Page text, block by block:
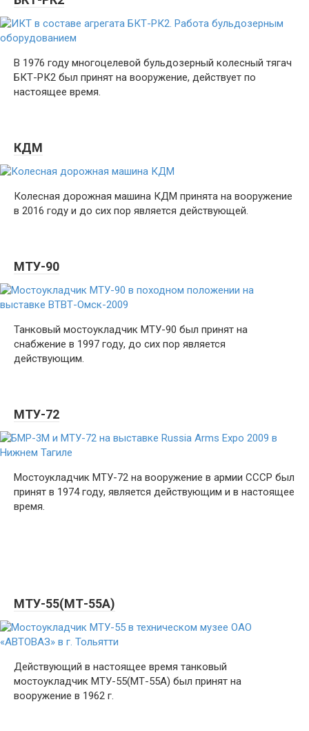
В 1976 году многоцелевой бульдозерный колесный тягач
БКТ-РК2 был принят на вооружение, действует по
настоящее время.
КДМ
Колесная дорожная машина КДМ принята на вооружение
в 2016 году и до сих пор является действующей.
МТУ-90
Танковый мостоукладчик МТУ-90 был принят на
снабжение в 1997 году, до сих пор является
действующим.
МТУ-72
Мостоукладчик МТУ-72 на вооружение в армии СССР был
принят в 1974 году, является действующим и в настоящее
время.
МТУ-55(МТ-55А)
Действующий в настоящее время танковый
мостоукладчик МТУ-55(МТ-55А) был принят на
вооружение в 1962 г.